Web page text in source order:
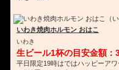
いわき焼肉ホルモン おはこ
いわき
生ビール1杯の目安金額：
平日限定19時はではハッピーア